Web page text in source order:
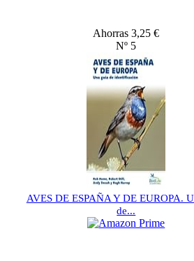
Ahorras 3,25 €
Nº 5
AVES DE ESPAÑA Y DE EUROPA.
de...